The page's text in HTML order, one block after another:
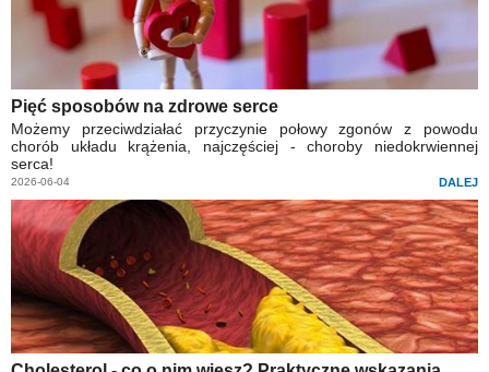
Pięć sposobów na zdrowe serce
Możemy przeciwdziałać przyczynie połowy zgonów z powodu
chorób układu krążenia, najczęściej - choroby niedokrwiennej
serca!
2026-06-04 DALEJ